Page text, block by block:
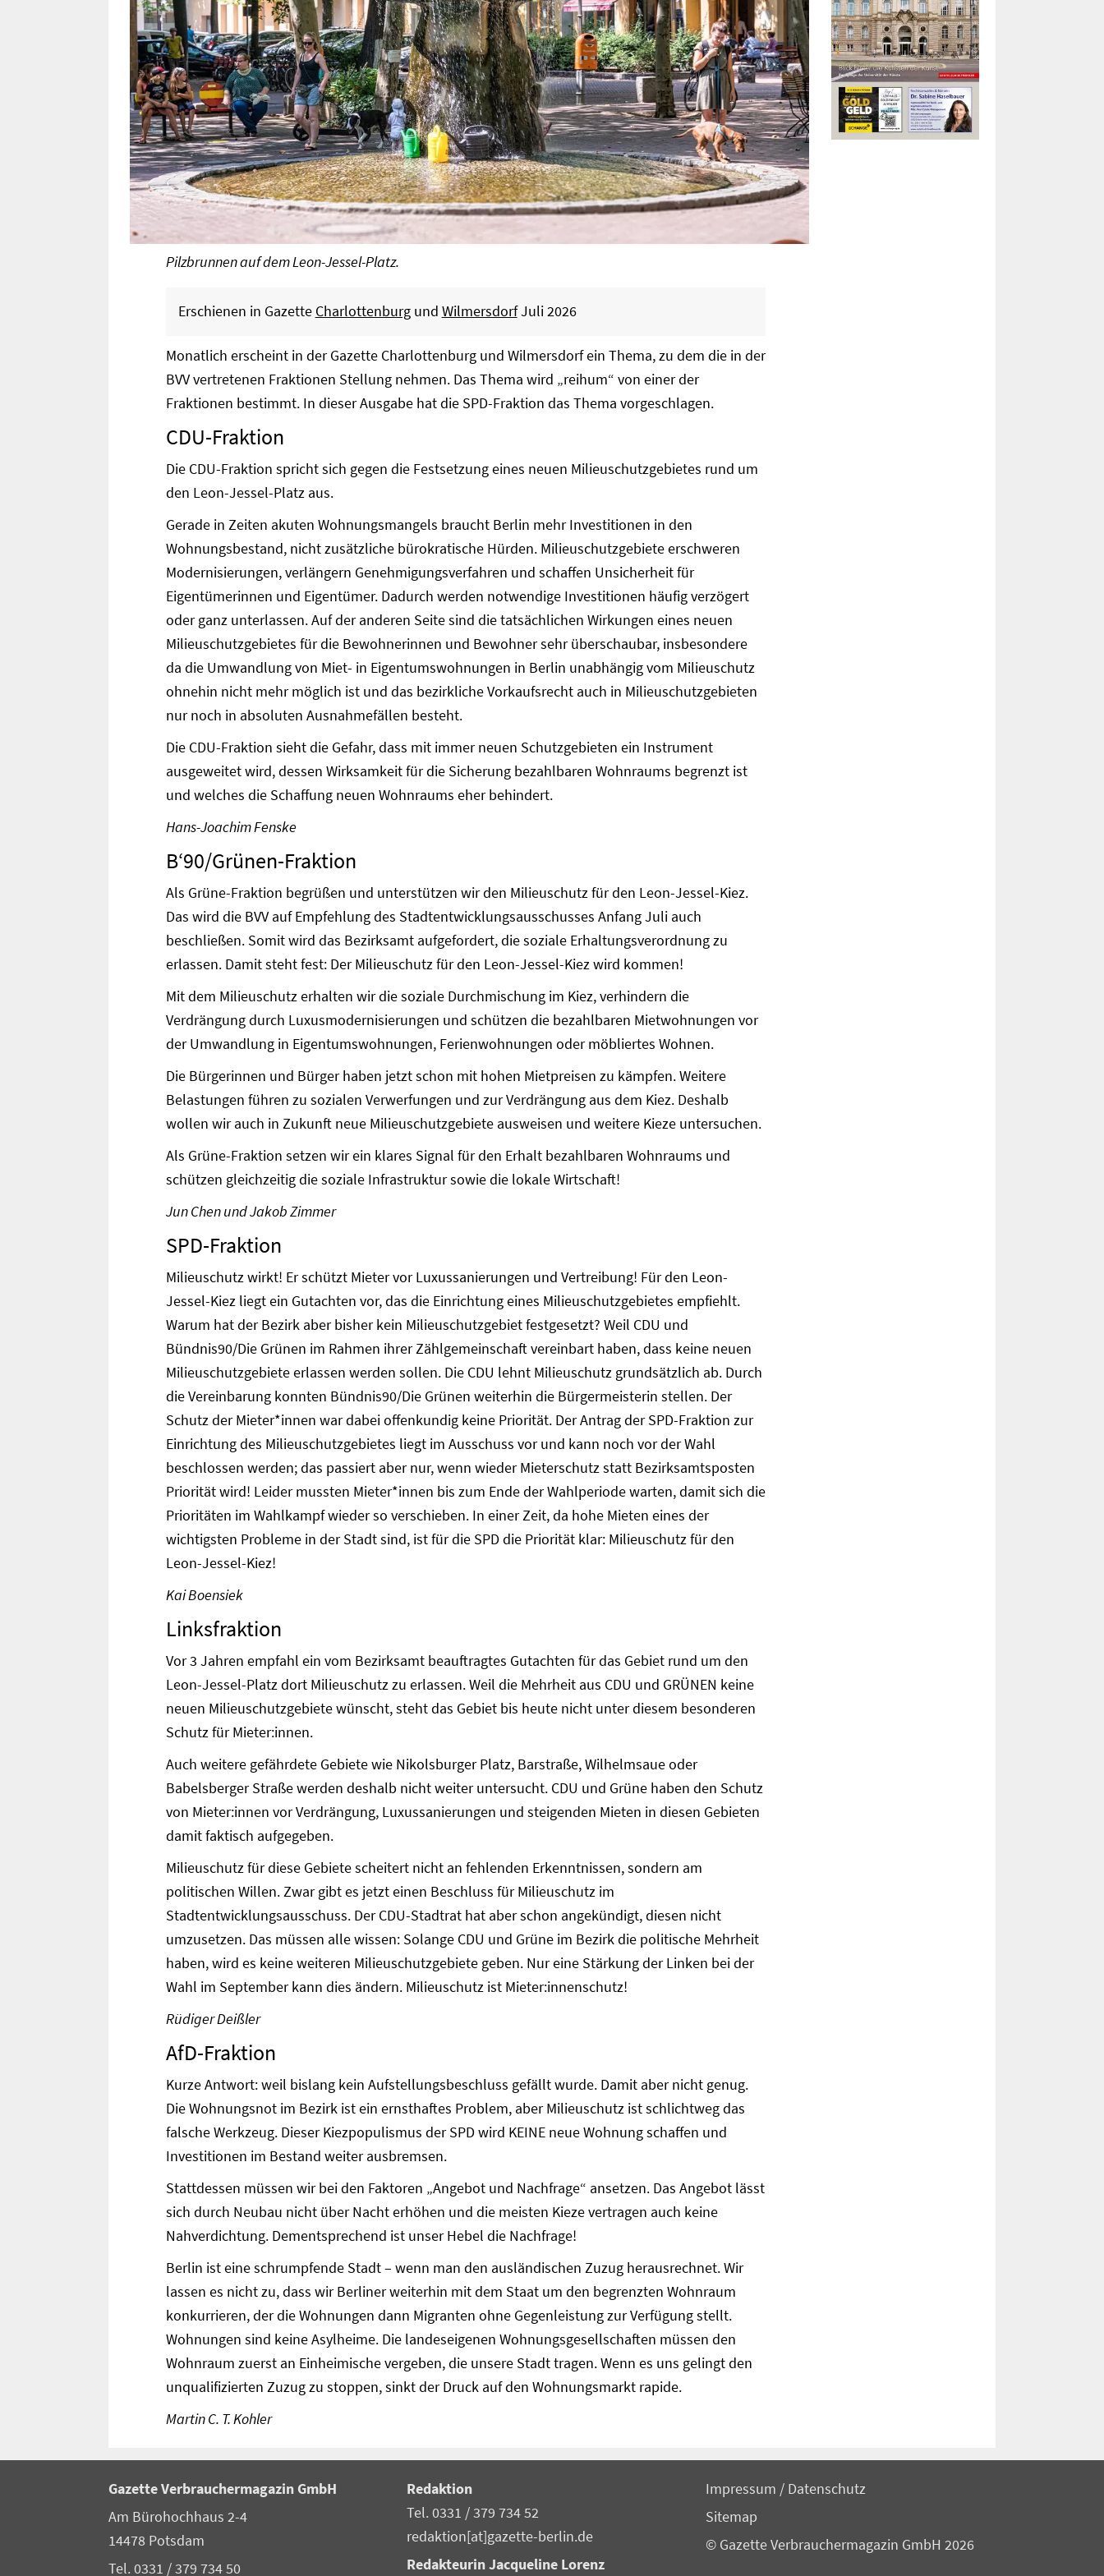
Pilzbrunnen auf dem Leon-Jessel-Platz.
Erschienen in Gazette Charlottenburgund WilmersdorfJuli 2026
Monatlich erscheint in der Gazette Charlottenburg und Wilmersdorf ein Thema, zu dem die in der
BVV vertretenen Fraktionen Stellung nehmen. Das Thema wird „reihum“ von einer der
Fraktionen bestimmt. In dieser Ausgabe hat die SPD-Fraktion das Thema vorgeschlagen.
CDU-Fraktion
Die CDU-Fraktion spricht sich gegen die Festsetzung eines neuen Milieuschutzgebietes rund um
den Leon-Jessel-Platz aus.
Gerade in Zeiten akuten Wohnungsmangels braucht Berlin mehr Investitionen in den
Wohnungsbestand, nicht zusätzliche bürokratische Hürden. Milieuschutzgebiete erschweren
Modernisierungen, verlängern Genehmigungsverfahren und schaffen Unsicherheit für
Eigentümerinnen und Eigentümer. Dadurch werden notwendige Investitionen häufig verzögert
oder ganz unterlassen. Auf der anderen Seite sind die tatsächlichen Wirkungen eines neuen
Milieuschutzgebietes für die Bewohnerinnen und Bewohner sehr überschaubar, insbesondere
da die Umwandlung von Miet- in Eigentumswohnungen in Berlin unabhängig vom Milieuschutz
ohnehin nicht mehr möglich ist und das bezirkliche Vorkaufsrecht auch in Milieuschutzgebieten
nur noch in absoluten Ausnahmefällen besteht.
Die CDU-Fraktion sieht die Gefahr, dass mit immer neuen Schutzgebieten ein Instrument
ausgeweitet wird, dessen Wirksamkeit für die Sicherung bezahlbaren Wohnraums begrenzt ist
und welches die Schaffung neuen Wohnraums eher behindert.
Hans-Joachim Fenske
B‘90/Grünen-Fraktion
Als Grüne-Fraktion begrüßen und unterstützen wir den Milieuschutz für den Leon-Jessel-Kiez.
Das wird die BVV auf Empfehlung des Stadtentwicklungsausschusses Anfang Juli auch
beschließen. Somit wird das Bezirksamt aufgefordert, die soziale Erhaltungsverordnung zu
erlassen. Damit steht fest: Der Milieuschutz für den Leon-Jessel-Kiez wird kommen!
Mit dem Milieuschutz erhalten wir die soziale Durchmischung im Kiez, verhindern die
Verdrängung durch Luxusmodernisierungen und schützen die bezahlbaren Mietwohnungen vor
der Umwandlung in Eigentumswohnungen, Ferienwohnungen oder möbliertes Wohnen.
Die Bürgerinnen und Bürger haben jetzt schon mit hohen Mietpreisen zu kämpfen. Weitere
Belastungen führen zu sozialen Verwerfungen und zur Verdrängung aus dem Kiez. Deshalb
wollen wir auch in Zukunft neue Milieuschutzgebiete ausweisen und weitere Kieze untersuchen.
Als Grüne-Fraktion setzen wir ein klares Signal für den Erhalt bezahlbaren Wohnraums und
schützen gleichzeitig die soziale Infrastruktur sowie die lokale Wirtschaft!
Jun Chen und Jakob Zimmer
SPD-Fraktion
Milieuschutz wirkt! Er schützt Mieter vor Luxussanierungen und Vertreibung! Für den Leon-
Jessel-Kiez liegt ein Gutachten vor, das die Einrichtung eines Milieuschutzgebietes empfiehlt.
Warum hat der Bezirk aber bisher kein Milieuschutzgebiet festgesetzt? Weil CDU und
Bündnis90/Die Grünen im Rahmen ihrer Zählgemeinschaft vereinbart haben, dass keine neuen
Milieuschutzgebiete erlassen werden sollen. Die CDU lehnt Milieuschutz grundsätzlich ab. Durch
die Vereinbarung konnten Bündnis90/Die Grünen weiterhin die Bürgermeisterin stellen. Der
Schutz der Mieter*innen war dabei offenkundig keine Priorität. Der Antrag der SPD-Fraktion zur
Einrichtung des Milieuschutzgebietes liegt im Ausschuss vor und kann noch vor der Wahl
beschlossen werden; das passiert aber nur, wenn wieder Mieterschutz statt Bezirksamtsposten
Priorität wird! Leider mussten Mieter*innen bis zum Ende der Wahlperiode warten, damit sich die
Prioritäten im Wahlkampf wieder so verschieben. In einer Zeit, da hohe Mieten eines der
wichtigsten Probleme in der Stadt sind, ist für die SPD die Priorität klar: Milieuschutz für den
Leon-Jessel-Kiez!
Kai Boensiek
Linksfraktion
Vor 3 Jahren empfahl ein vom Bezirksamt beauftragtes Gutachten für das Gebiet rund um den
Leon-Jessel-Platz dort Milieuschutz zu erlassen. Weil die Mehrheit aus CDU und GRÜNEN keine
neuen Milieuschutzgebiete wünscht, steht das Gebiet bis heute nicht unter diesem besonderen
Schutz für Mieter:innen.
Auch weitere gefährdete Gebiete wie Nikolsburger Platz, Barstraße, Wilhelmsaue oder
Babelsberger Straße werden deshalb nicht weiter untersucht. CDU und Grüne haben den Schutz
von Mieter:innen vor Verdrängung, Luxussanierungen und steigenden Mieten in diesen Gebieten
damit faktisch aufgegeben.
Milieuschutz für diese Gebiete scheitert nicht an fehlenden Erkenntnissen, sondern am
politischen Willen. Zwar gibt es jetzt einen Beschluss für Milieuschutz im
Stadtentwicklungsausschuss. Der CDU-Stadtrat hat aber schon angekündigt, diesen nicht
umzusetzen. Das müssen alle wissen: Solange CDU und Grüne im Bezirk die politische Mehrheit
haben, wird es keine weiteren Milieuschutzgebiete geben. Nur eine Stärkung der Linken bei der
Wahl im September kann dies ändern. Milieuschutz ist Mieter:innenschutz!
Rüdiger Deißler
AfD-Fraktion
Kurze Antwort: weil bislang kein Aufstellungsbeschluss gefällt wurde. Damit aber nicht genug.
Die Wohnungsnot im Bezirk ist ein ernsthaftes Problem, aber Milieuschutz ist schlichtweg das
falsche Werkzeug. Dieser Kiezpopulismus der SPD wird KEINE neue Wohnung schaffen und
Investitionen im Bestand weiter ausbremsen.
Stattdessen müssen wir bei den Faktoren „Angebot und Nachfrage“ ansetzen. Das Angebot lässt
sich durch Neubau nicht über Nacht erhöhen und die meisten Kieze vertragen auch keine
Nahverdichtung. Dementsprechend ist unser Hebel die Nachfrage!
Berlin ist eine schrumpfende Stadt – wenn man den ausländischen Zuzug herausrechnet. Wir
lassen es nicht zu, dass wir Berliner weiterhin mit dem Staat um den begrenzten Wohnraum
konkurrieren, der die Wohnungen dann Migranten ohne Gegenleistung zur Verfügung stellt.
Wohnungen sind keine Asylheime. Die landeseigenen Wohnungsgesellschaften müssen den
Wohnraum zuerst an Einheimische vergeben, die unsere Stadt tragen. Wenn es uns gelingt den
unqualifizierten Zuzug zu stoppen, sinkt der Druck auf den Wohnungsmarkt rapide.
Martin C. T. Kohler
Gazette Verbrauchermagazin GmbH
Am Bürohochhaus 2-4
14478 Potsdam
Tel. 0331 / 379 734 50
Redaktion
Tel. 0331 / 379 734 52
redaktion[at]gazette-berlin.de
Redakteurin Jacqueline Lorenz
Impressum / Datenschutz
Sitemap
© Gazette Verbrauchermagazin GmbH 2026